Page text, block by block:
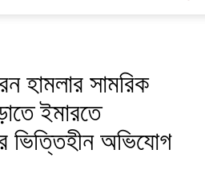
||
আল-
হামলার সামরিক
ইমারতে
ভিত্তিহীন অভিযোগ